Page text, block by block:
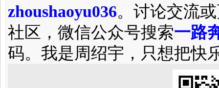
zhoushaoyu036。讨论交流
社区，微信公众号搜索一路
码。我是周绍宇，只想把快